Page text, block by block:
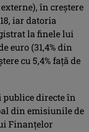
în creştere
iar datoria
la finele lui
euro (31,4% din
cu 5,4% faţă de
publice directe în
din emisiunile de
Finanţelor